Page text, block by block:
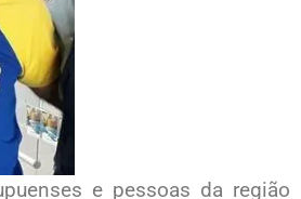
e pessoas da região